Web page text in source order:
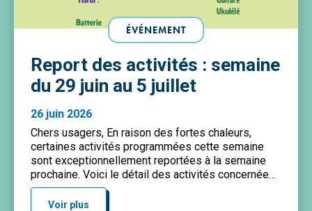
ÉVÉNEMENT
Report des activités : semaine
du 29 juin au 5 juillet
26 juin 2026
Chers usagers, En raison des fortes chaleurs,
certaines activités programmées cette semaine
sont exceptionnellement reportées à la semaine
prochaine. Voici le détail des activités concernées :
Lundi :Batterie, Piano, Couture, Danse classique,
Stretching, Pilates, Trompette Mardi :Batterie,
Voir plus